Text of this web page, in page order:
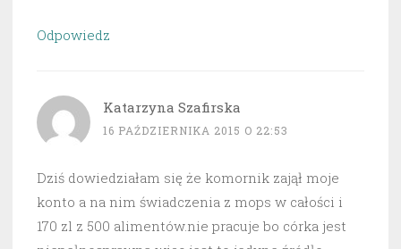
Odpowiedz
Katarzyna Szafirska
16 PAŹDZIERNIKA 2015 O 22:53
Dziś dowiedziałam się że komornik zajął moje
konto a na nim świadczenia z mops w całości i
170 zl z 500 alimentów.nie pracuje bo córka jest